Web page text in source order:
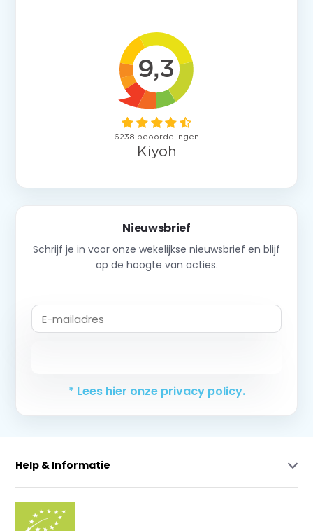
Nieuwsbrief
Schrijf je in voor onze wekelijkse nieuwsbrief en blijf
op de hoogte van acties.
* Lees hier onze privacy policy.
Help & Informatie